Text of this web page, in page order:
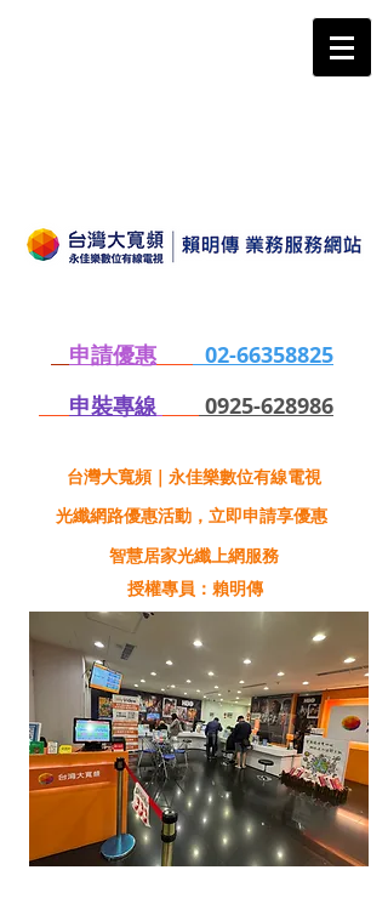
申請優惠
02-66358825
申裝專線
0925-628986
台灣大寬頻｜永佳樂數位有線電視
光纖網路優惠活動，立即申請享優惠
智慧居家光纖上網服務
授權專員：賴明傳